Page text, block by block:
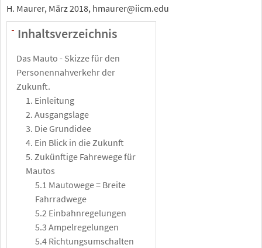
H. Maurer, März 2018, hmaurer@iicm.edu
- Inhaltsverzeichnis
Das Mauto - Skizze für den
Personennahverkehr der
Zukunft.
1. Einleitung
2. Ausgangslage
3. Die Grundidee
4. Ein Blick in die Zukunft
5. Zukünftige Fahrewege für
Mautos
5.1 Mautowege = Breite
Fahrradwege
5.2 Einbahnregelungen
5.3 Ampelregelungen
5.4 Richtungsumschalten